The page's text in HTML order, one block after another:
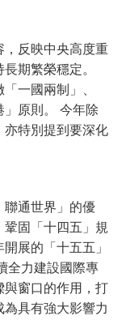
，反映中央高度重
期繁榮穩定。
一國兩制」、
」原則。 今年除
亦特別提到要深化
聯通世界」的優
固「十四五」規
展的「十五五」
全力建設國際專
與窗口的作用，打
具有強大影響力